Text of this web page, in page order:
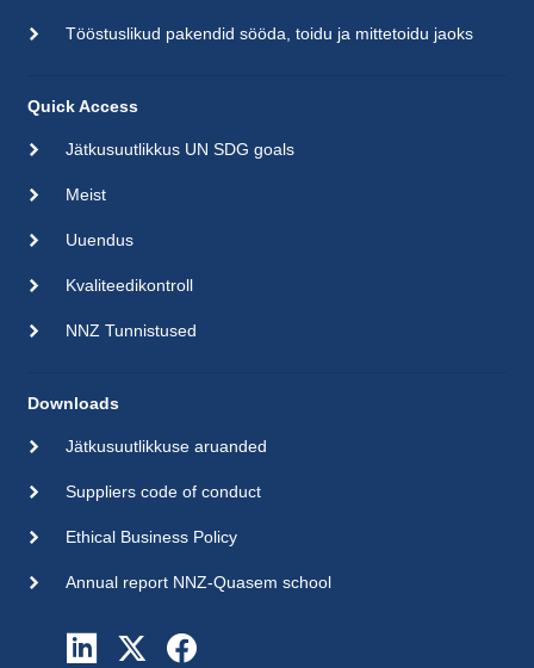
Tööstuslikud pakendid sööda, toidu ja mittetoidu jaoks
Quick Access
Jätkusuutlikkus UN SDG goals
Meist
Uuendus
Kvaliteedikontroll
NNZ Tunnistused
Downloads
Jätkusuutlikkuse aruanded
Suppliers code of conduct
Ethical Business Policy
Annual report NNZ-Quasem school